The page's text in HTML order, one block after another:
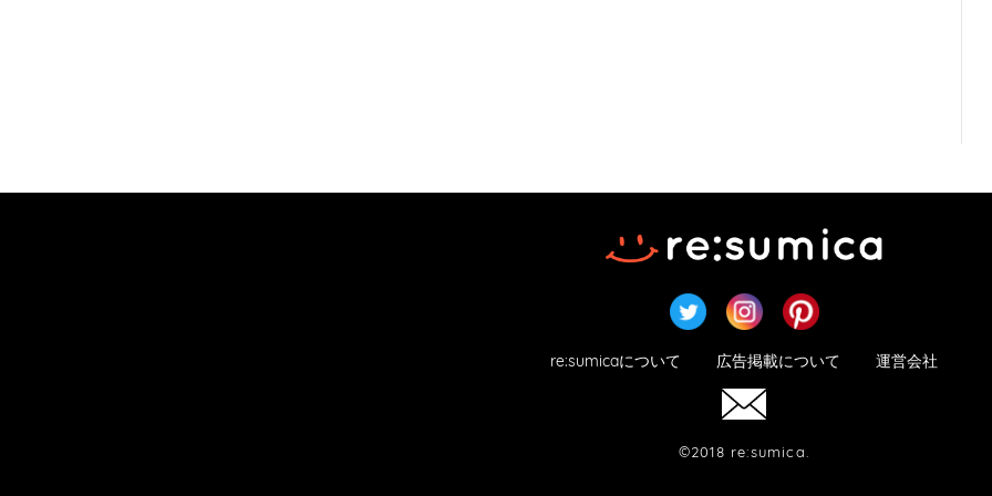
re:sumicaについて 広告掲載について 運営会社
©2018 re:sumica.